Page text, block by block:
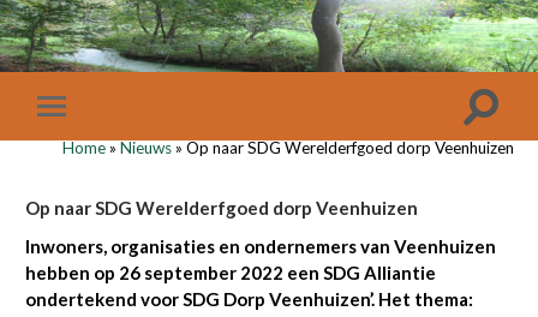
Home» Nieuws» Op naar SDG Werelderfgoed dorp Veenhuizen
Op naar SDG Werelderfgoed dorp Veenhuizen
Inwoners, organisaties en ondernemers van Veenhuizen
hebben op 26 september 2022 een SDG Alliantie
ondertekend voor SDG Dorp Veenhuizen’. Het thema: